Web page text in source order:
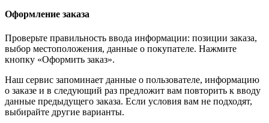
Оформление заказа
Проверьте правильность ввода информации: позиции заказа,
выбор местоположения, данные о покупателе. Нажмите
кнопку «Оформить заказ».
Наш сервис запоминает данные о пользователе, информацию
о заказе и в следующий раз предложит вам повторить к вводу
данные предыдущего заказа. Если условия вам не подходят,
выбирайте другие варианты.